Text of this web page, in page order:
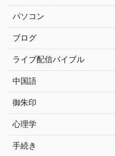
パソコン
ブログ
ライブ配信バイブル
中国語
御朱印
心理学
手続き